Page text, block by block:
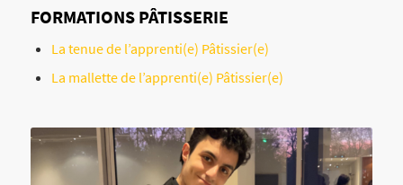
FORMATIONS PÂTISSERIE
La tenue de l’apprenti(e) Pâtissier(e)
La mallette de l’apprenti(e) Pâtissier(e)